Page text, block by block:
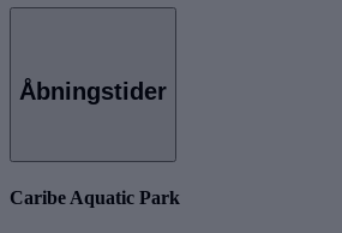
Åbningstider
Caribe Aquatic Park